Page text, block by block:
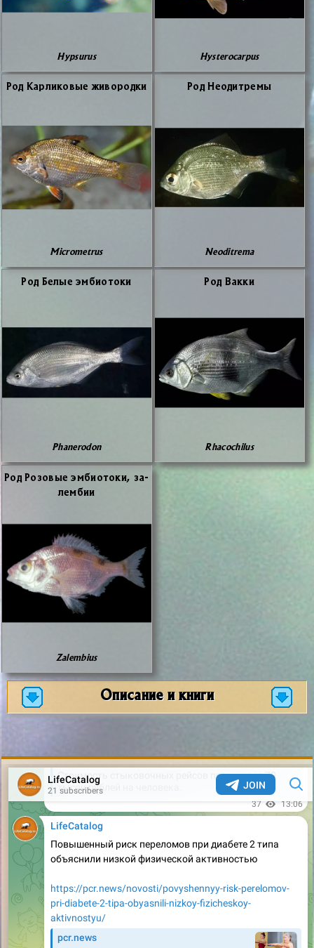
Hypsurus Hysterocarpus
Род Кар­ли­ко­вые жи­во­род­ки
Micrometrus
Род Неодит­ре­мы
Neoditrema
Род Бе­лые эм­био­то­ки
Phanerodon
Род Вак­ки
Rhacochilus
Род Ро­зо­вые эм­био­то­ки, за­
лем­бии
Zalembius
Описание и книги